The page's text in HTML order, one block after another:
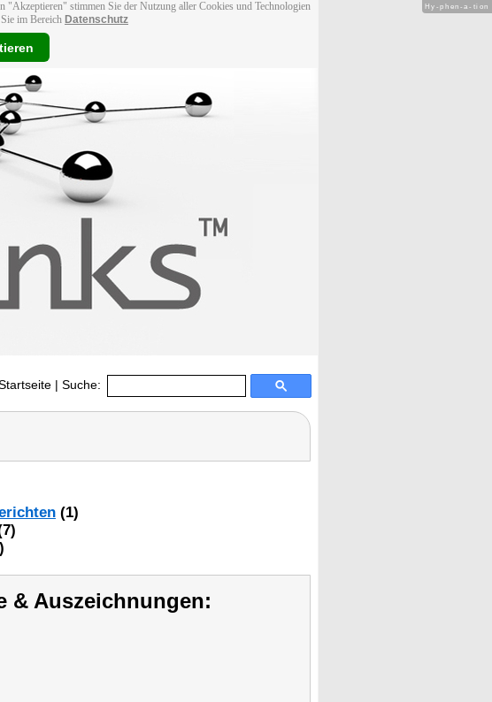
"Akzeptieren" stimmen Sie der Nutzung aller Cookies und Technologien
im Bereich Datenschutz
| Suche:
(1)
& Auszeichnungen:
Hy-phen-a-tion